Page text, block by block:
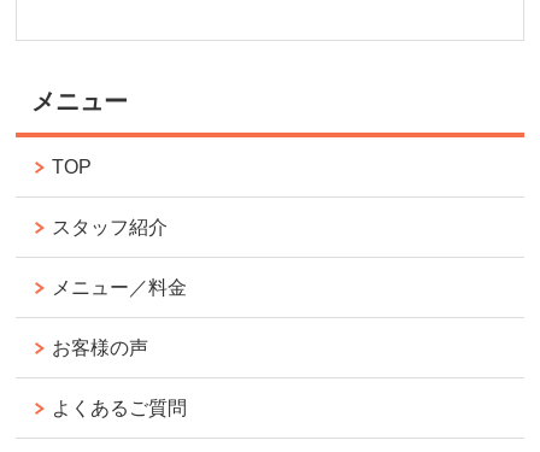
メニュー
TOP
スタッフ紹介
メニュー／料金
お客様の声
よくあるご質問